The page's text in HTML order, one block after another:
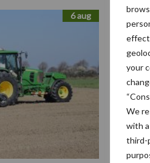
your
We
with
third-
6 aug